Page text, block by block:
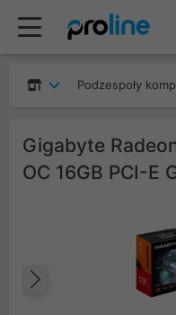
Podzespoły
Gigabyte
OC 16GB PCI-E
Poprzedni